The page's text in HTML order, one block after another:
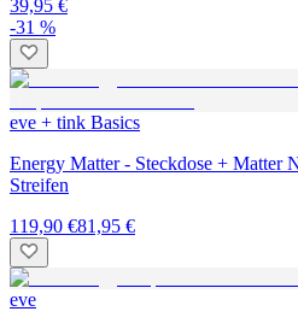
39,95 €
-31 %
eve + tink Basics
Energy Matter - Steckdose + Matter
Streifen
119,90 €81,95 €
eve